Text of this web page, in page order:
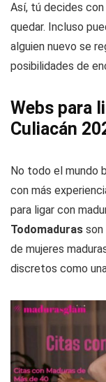
Así, tú decides
quedar. Incluso
alguien nuevo se
posibilidades de
Webs para
Culiacán
No todo el mundo
con más
para ligar con
Todomaduras son
de mujeres
discretos como